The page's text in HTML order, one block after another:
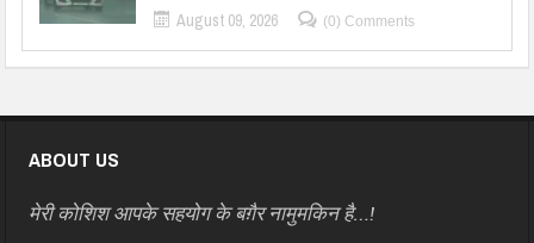
August 09, 2026 (0) Comments
ABOUT US
मेरी कोशिश आपके सहयोग के बग़ैर नामुमकिन है…!